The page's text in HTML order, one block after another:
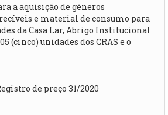
a aquisição de gêneros
e material de consumo para
da Casa Lar, Abrigo Institucional
(cinco) unidades dos CRAS e o
de preço 31/2020